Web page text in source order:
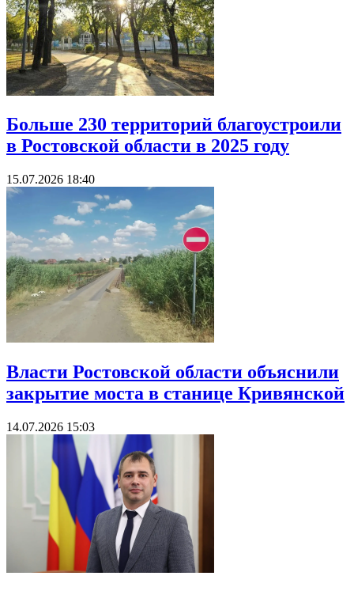
Больше 230 территорий благоустроили
в Ростовской области в 2025 году
15.07.2026 18:40
Власти Ростовской области объяснили
закрытие моста в станице Кривянской
14.07.2026 15:03